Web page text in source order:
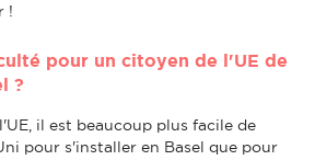
!
pour un citoyen de l'UE de
?
il est beaucoup plus facile de
pour s'installer en Basel que pour